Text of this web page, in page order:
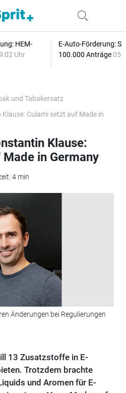
HEM-
Uhr
E-Auto-Förderung:
100.000 Anträge
und Tabakersatz
Culami setzt auf Made in
Klause:
in Germany
4 min
Änderungen bei Regulierungen
13 Zusatzstoffe in E-
Trotzdem brachte
und Aromen für E-